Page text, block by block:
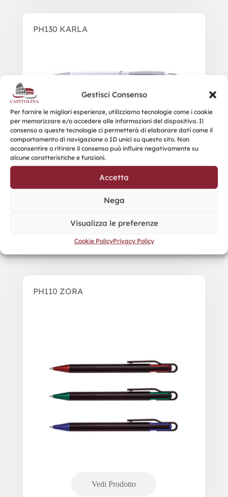
Gestisci Consenso
Per fornire le migliori esperienze, utilizziamo tecnologie come i cookie
per memorizzare e/o accedere alle informazioni del dispositivo. Il
consenso a queste tecnologie ci permetterà di elaborare dati come il
comportamento di navigazione o ID unici su questo sito. Non
acconsentire o ritirare il consenso può influire negativamente su
alcune caratteristiche e funzioni.
Accetta
Nega
Visualizza le preferenze
Cookie PolicyPrivacy Policy
PH130 KARLA
PH110 ZORA